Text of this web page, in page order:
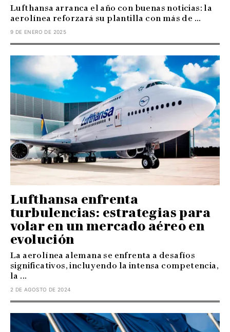
Lufthansa arranca el año con buenas noticias: la
aerolínea reforzará su plantilla con más de ...
9 DE ENERO DE 2025
Lufthansa enfrenta
turbulencias: estrategias para
volar en un mercado aéreo en
evolución
La aerolínea alemana se enfrenta a desafíos
significativos, incluyendo la intensa competencia,
la ...
2 DE AGOSTO DE 2024